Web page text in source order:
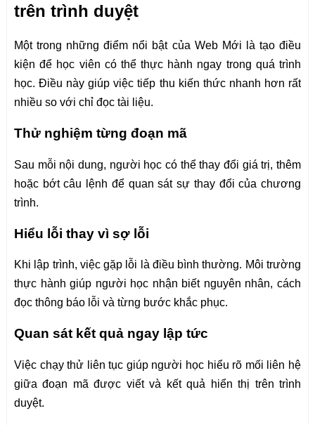
trên trình duyệt
Một trong những điểm nổi bật của Web Mới là tạo điều
kiện để học viên có thể thực hành ngay trong quá trình
học. Điều này giúp việc tiếp thu kiến thức nhanh hơn rất
nhiều so với chỉ đọc tài liệu.
Thử nghiệm từng đoạn mã
Sau mỗi nội dung, người học có thể thay đổi giá trị, thêm
hoặc bớt câu lệnh để quan sát sự thay đổi của chương
trình.
Hiểu lỗi thay vì sợ lỗi
Khi lập trình, việc gặp lỗi là điều bình thường. Môi trường
thực hành giúp người học nhận biết nguyên nhân, cách
đọc thông báo lỗi và từng bước khắc phục.
Quan sát kết quả ngay lập tức
Việc chạy thử liên tục giúp người học hiểu rõ mối liên hệ
giữa đoạn mã được viết và kết quả hiển thị trên trình
duyệt.